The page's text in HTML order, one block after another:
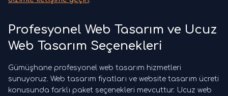
Profesyonel Web Tasarım ve Ucuz
Web Tasarım Seçenekleri
Gümüşhane profesyonel web tasarım hizmetleri
sunuyoruz. Web tasarım fiyatları ve website tasarım ücreti
konusunda farklı paket seçenekleri mevcuttur. Ucuz web